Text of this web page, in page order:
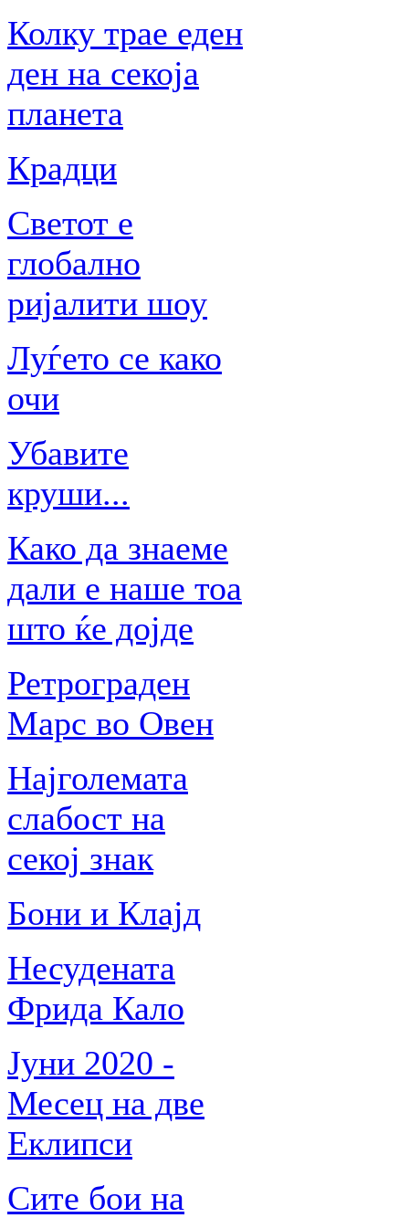
Колку трае еден
ден на секоја
планета
Крадци
Светот е
глобално
ријалити шоу
Луѓето се како
очи
Убавите
круши...
Како да знаеме
дали е наше тоа
што ќе дојде
Ретрограден
Марс во Овен
Најголемата
слабост на
секој знак
Бони и Клајд
Несудената
Фрида Кало
Јуни 2020 -
Месец на две
Еклипси
Сите бои на